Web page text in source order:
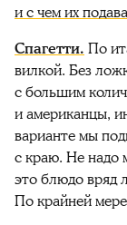
и с чем их
Спагетти. По
вилкой. Без
с большим
и американцы,
варианте мы
с краю. Не надо
это блюдо вряд
По крайней